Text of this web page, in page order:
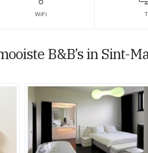
WiFi
B&B’s in Sint-